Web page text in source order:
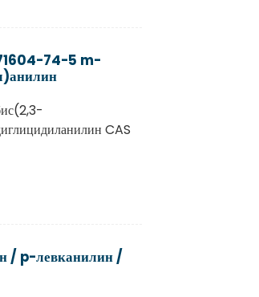
74-5 m-
CAS
/ p-левканилин /